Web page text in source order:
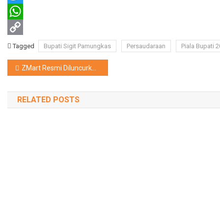
Twitter
WhatsApp
Copy
Link
Tagged Bupati Sigit Pamungkas Persaudaraan Piala Bupati
Navigasi
pos
ZMart Resmi Diluncurkan di Sragen, Dorong Penyaluran Zakat Lebih Produktif
RELATED POSTS